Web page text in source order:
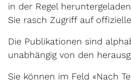
in der Regel
Sie rasch Zugriff auf
Die Publikationen sind
unabhängig von den
Sie können im Feld «Nach